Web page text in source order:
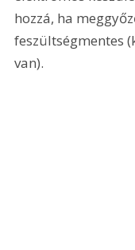
hozzá, ha
feszültségmentes
van).